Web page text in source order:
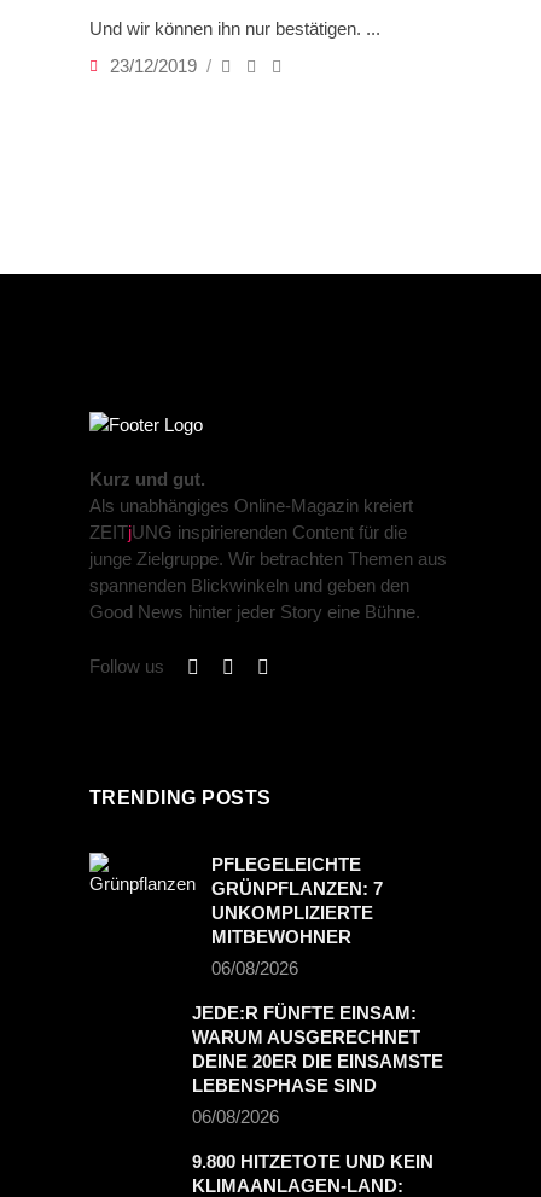
Und wir können ihn nur bestätigen.
23/12/2019
Kurz und gut.
Als unabhängiges Online-Magazin kreiert
ZEITjUNG inspirierenden Content für die
junge Zielgruppe. Wir betrachten Themen aus
spannenden Blickwinkeln und geben den
Good News hinter jeder Story eine Bühne.
Follow us
TRENDING POSTS
PFLEGELEICHTE
GRÜNPFLANZEN: 7
UNKOMPLIZIERTE
MITBEWOHNER
06/08/2026
JEDE:R FÜNFTE EINSAM:
WARUM AUSGERECHNET
DEINE 20ER DIE EINSAMSTE
LEBENSPHASE SIND
06/08/2026
9.800 HITZETOTE UND KEIN
KLIMAANLAGEN-LAND: